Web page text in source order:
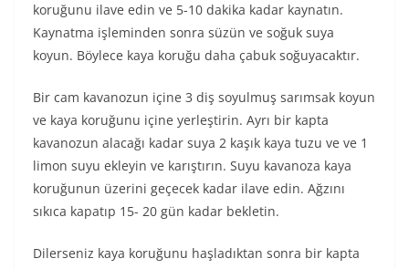
koruğunu ilave edin ve 5-10 dakika kadar kaynatın.
Kaynatma işleminden sonra süzün ve soğuk suya
koyun. Böylece kaya koruğu daha çabuk soğuyacaktır.
Bir cam kavanozun içine 3 diş soyulmuş sarımsak koyun
ve kaya koruğunu içine yerleştirin. Ayrı bir kapta
kavanozun alacağı kadar suya 2 kaşık kaya tuzu ve ve 1
limon suyu ekleyin ve karıştırın. Suyu kavanoza kaya
koruğunun üzerini geçecek kadar ilave edin. Ağzını
sıkıca kapatıp 15- 20 gün kadar bekletin.
Dilerseniz kaya koruğunu haşladıktan sonra bir kapta